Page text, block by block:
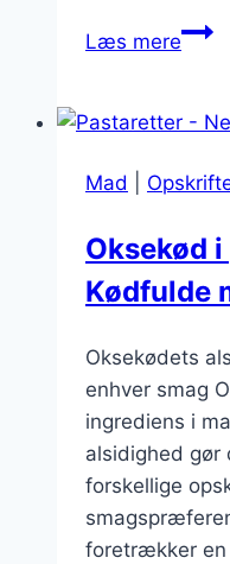
Læs mere
En
og
Mad
Oksekød
Kødfulde
Oksekødets
enhver smag
ingrediens i
alsidighed gør
forskellige
foretrækker en